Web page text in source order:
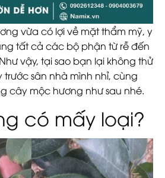
vừa có lợi về mặt thẩm mỹ, y
tất cả các bộ phận từ rễ đến
vậy, tại sao bạn lại không thử
sân nhà mình nhỉ, cùng
cây mộc hương như sau nhé.
có mấy loại?